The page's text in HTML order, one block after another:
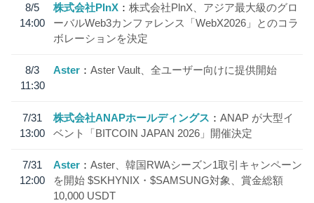
8/5
14:00
株式会社PlnX
株式会社PlnX、アジア最大級のグロ
ーバルWeb3カンファレンス「WebX2026」とのコラ
ボレーションを決定
8/3
11:30
Aster Aster Vault、全ユーザー向けに提供開始
7/31
13:00
株式会社ANAPホールディングス
ANAP が大型イ
ベント「BITCOIN JAPAN 2026」開催決定
7/31
12:00
Aster
Aster、韓国RWAシーズン1取引キャンペーン
を開始 $SKHYNIX・$SAMSUNG対象、賞金総額
10,000 USDT